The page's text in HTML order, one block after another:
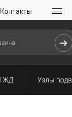
Контакты
ЖД Узлы